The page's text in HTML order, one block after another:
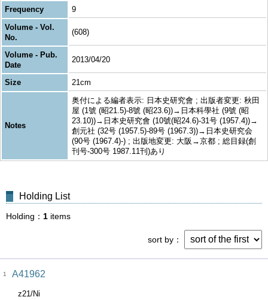
Frequency
9
Volume - Vol.
No.
(608)
Volume - Pub.
Date
2013/04/20
Size 21cm
Notes
奥付による編者表示: 日本史研究會 ; 出版者変更: 秋田
屋 (1號 (昭21.5)-8號 (昭23.6))→日本科學社 (9號 (昭
23.10))→日本史研究會 (10號(昭24.6)-31号 (1957.4))→
創元社 (32号 (1957.5)-89号 (1967.3))→日本史研究会
(90号 (1967.4)-) ; 出版地変更: 大阪→京都 ; 総目録(創
刊号-300号 1987.11刊)あり
Holding List
Holding 1 items
sort by
1 A41962
z21/Ni